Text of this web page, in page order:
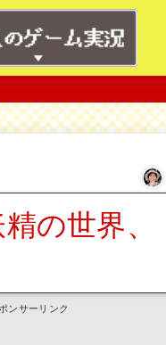
の世界、
ンサーリンク